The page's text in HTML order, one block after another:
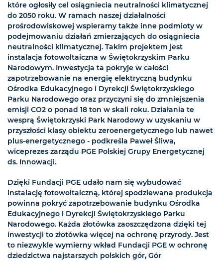
które ogłosiły cel osiągniecia neutralności klimatycznej
do 2050 roku. W ramach naszej działalności
prośrodowiskowej wspieramy także inne podmioty w
podejmowaniu działań zmierzających do osiągniecia
neutralności klimatycznej. Takim projektem jest
instalacja fotowoltaiczna w Świętokrzyskim Parku
Narodowym. Inwestycja ta pokryje w całości
zapotrzebowanie na energię elektryczną budynku
Ośrodka Edukacyjnego i Dyrekcji Świętokrzyskiego
Parku Narodowego oraz przyczyni się do zmniejszenia
emisji CO2 o ponad 18 ton w skali roku. Działania te
wesprą Świętokrzyski Park Narodowy w uzyskaniu w
przyszłości klasy obiektu zeroenergetycznego lub nawet
plus-energetycznego - podkreśla Paweł Śliwa,
wiceprezes zarządu PGE Polskiej Grupy Energetycznej
ds. Innowacji.
Dzięki Fundacji PGE udało nam się wybudować
instalację fotowoltaiczną, której spodziewana produkcja
powinna pokryć zapotrzebowanie budynku Ośrodka
Edukacyjnego i Dyrekcji Świętokrzyskiego Parku
Narodowego. Każda złotówka zaoszczędzona dzięki tej
inwestycji to złotówka więcej na ochronę przyrody. Jest
to niezwykle wymierny wkład Fundacji PGE w ochronę
dziedzictwa najstarszych polskich gór, Gór